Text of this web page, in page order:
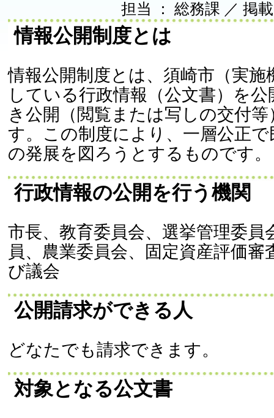
担当 ： 総務課 ／ 掲
情報公開制度とは
情報公開制度とは、須崎市（実施
している行政情報（公文書）を
き公開（閲覧または写しの交付
す。この制度により、一層公正
の発展を図ろうとするものです。
行政情報の公開を行う機関
市長、教育委員会、選挙管理委員
員、農業委員会、固定資産評価審
び議会
公開請求ができる人
どなたでも請求できます。
対象となる公文書